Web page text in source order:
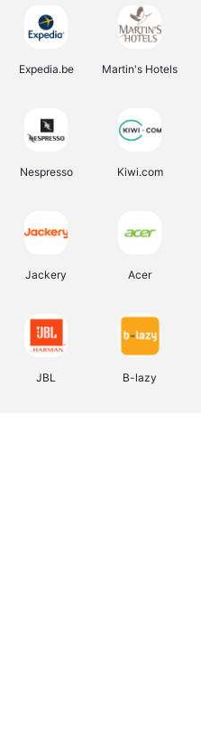
Expedia.be Martin's Hotels
Nespresso Kiwi.com
Jackery Acer
JBL B-lazy